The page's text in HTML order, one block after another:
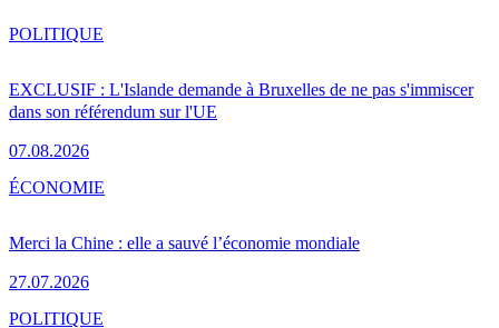
EXCLUSIF : L'Islande demande à Bruxelles de ne pas s'immiscer
dans son référendum sur l'UE
07.08.2026
POLITIQUE
Merci la Chine : elle a sauvé l’économie mondiale
27.07.2026
ÉCONOMIE
POLITIQUE